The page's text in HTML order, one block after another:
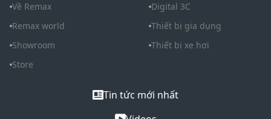
Về Remax
Remax world
Showroom
Store
Digital 3C
Thiết bị gia dụng
Thiết bị xe hơi
Tin tức mới nhất